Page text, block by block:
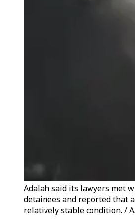
Adalah said its lawyers met
detainees and reported that
relatively stable condition. /